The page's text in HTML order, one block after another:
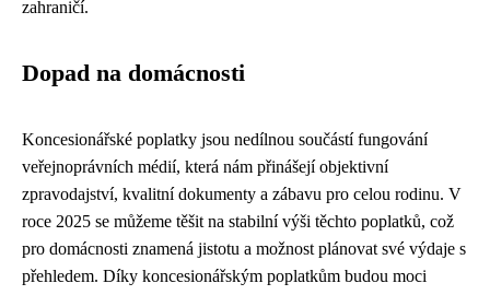
zahraničí.
Dopad na domácnosti
Koncesionářské poplatky jsou nedílnou součástí fungování
veřejnoprávních médií, která nám přinášejí objektivní
zpravodajství, kvalitní dokumenty a zábavu pro celou rodinu. V
roce 2025 se můžeme těšit na stabilní výši těchto poplatků, což
pro domácnosti znamená jistotu a možnost plánovat své výdaje s
přehledem. Díky koncesionářským poplatkům budou moci